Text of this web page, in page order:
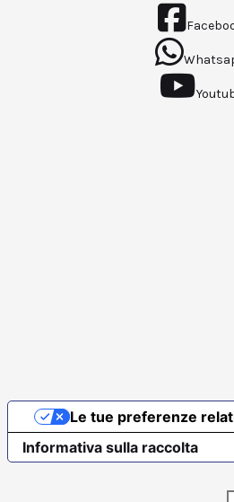
Informativa sulla raccolta
Le tue preferenze